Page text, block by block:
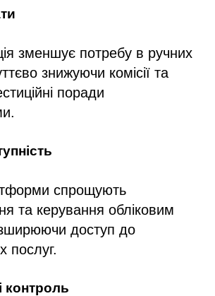
зменшує потребу в ручних
знижуючи комісії та
поради
спрощують
та керування обліковим
доступ до
послуг.
контроль